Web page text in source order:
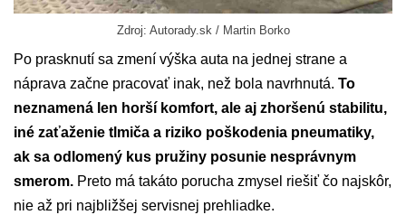
Zdroj: Autorady.sk / Martin Borko
Po prasknutí sa zmení výška auta na jednej strane a
náprava začne pracovať inak, než bola navrhnutá. To
neznamená len horší komfort, ale aj zhoršenú stabilitu,
iné zaťaženie tlmiča a riziko poškodenia pneumatiky,
ak sa odlomený kus pružiny posunie nesprávnym
smerom. Preto má takáto porucha zmysel riešiť čo najskôr,
nie až pri najbližšej servisnej prehliadke.